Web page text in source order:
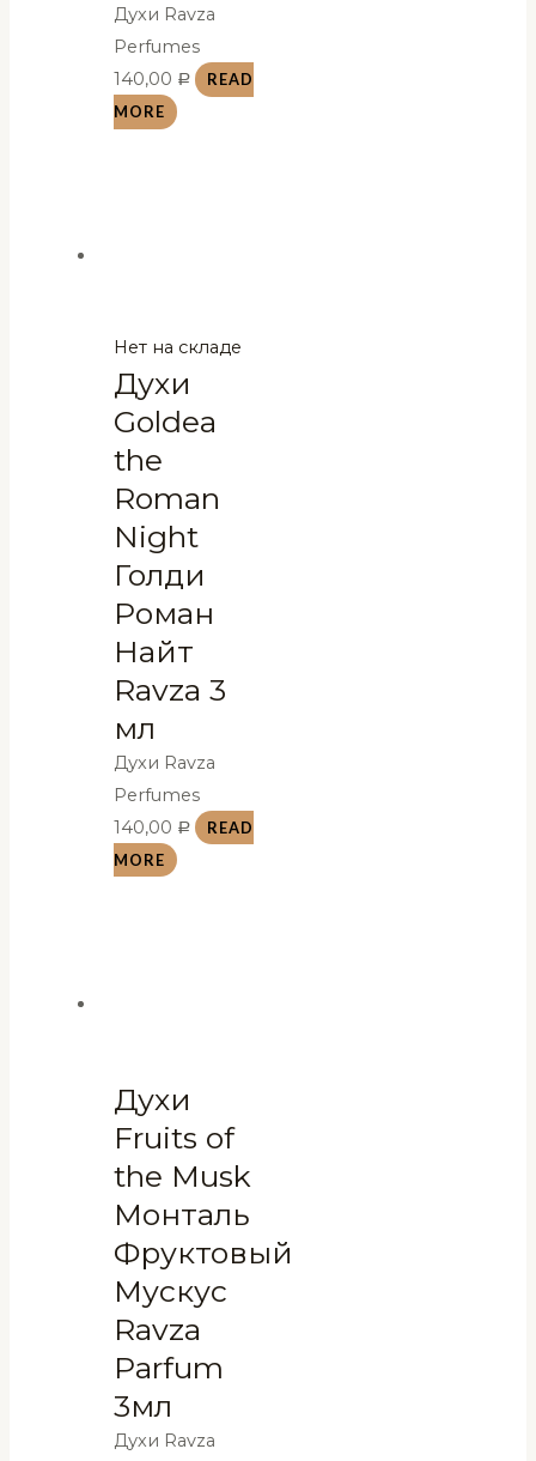
Духи Ravza
Perfumes
140,00 Р
READ
MORE
Нет на складе
Духи
Goldea
the
Roman
Night
Голди
Роман
Найт
Ravza 3
мл
Духи Ravza
Perfumes
140,00 Р
READ
MORE
Духи
Fruits of
the Musk
Монталь
Фруктовый
Мускус
Ravza
Parfum
3мл
Духи Ravza